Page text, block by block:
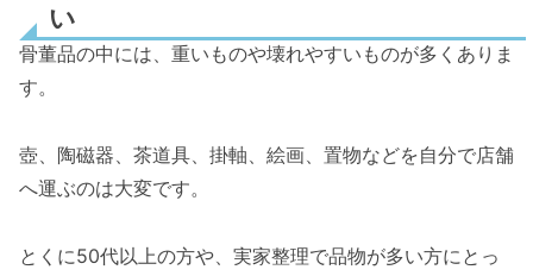
い
骨董品の中には、重いものや壊れやすいものが多くありま
す。
壺、陶磁器、茶道具、掛軸、絵画、置物などを自分で店舗
へ運ぶのは大変です。
とくに50代以上の方や、実家整理で品物が多い方にとっ